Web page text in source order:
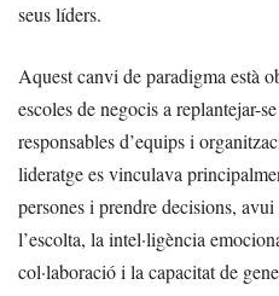
seus líders.
Aquest canvi de paradigma està
escoles de negocis a replantejar-
responsables d’equips i
lideratge es vinculava
persones i prendre decisions,
l’escolta, la intel·ligència
col·laboració i la capacitat de